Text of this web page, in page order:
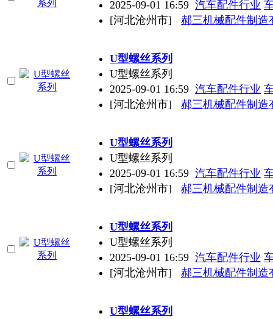
2025-09-01 16:59 汽车配件行业
[河北沧州市]
郝三机械配件制造
U型螺丝系列
U型螺丝系列
2025-09-01 16:59 汽车配件行业
[河北沧州市]
郝三机械配件制造
U型螺丝系列
U型螺丝系列
2025-09-01 16:59 汽车配件行业
[河北沧州市]
郝三机械配件制造
U型螺丝系列
U型螺丝系列
2025-09-01 16:59 汽车配件行业
[河北沧州市]
郝三机械配件制造
U型螺丝系列